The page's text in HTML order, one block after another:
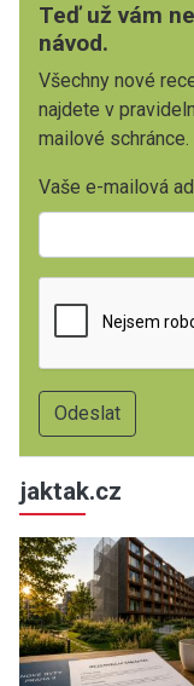
Teď už vám
návod.
Všechny nové
najdete v
mailové schránce.
Vaše e-mailová
jaktak.cz